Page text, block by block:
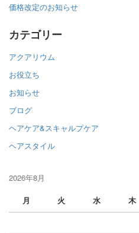
価格改定のお知らせ
カテゴリー
アクアリウム
お役立ち
お知らせ
ブログ
ヘアケア&スキャルプケア
ヘアスタイル
2026年8月
月
火 水 木